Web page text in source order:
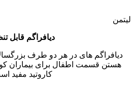
لیتمن
دیافراگم قابل
دیافراگم های در هر دو طرف
هستن قسمت اطفال برای بیماران
کاروتید مفید